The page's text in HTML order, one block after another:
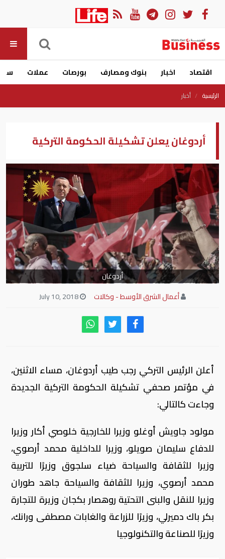
اقتصاد اخبار بنوك ومصارف بورصات عملات
الرئيسية أخبار
أردوغان يعلن تشكيلة الحكومة التركية
أردوغان
أعمال الشرق الأوسط - وكالات
أعلن الرئيس التركي رجب طيب أردوغان، مساء الاثنين،
في مؤتمر صحفي تشكيلة الحكومة التركية الجديدة
وجاءت كالتالي:
مولود جاويش أوغلو وزيرا للخارجية خلوصي أكار وزيرا
للدفاع سليمان صويلو، وزيرا للداخلية محمد أرصوي،
وزيرا للثقافة والسياحة ضياء سلجوق وزيرًا للتربية
محمد أرصوي، وزيرا للثقافة والسياحة جاهد طوران
وزيرا للنقل والبنى التحتية روهصار بكجان وزيرة للتجارة
بكر باك دميرلي، وزيرًا للزراعة والغابات مصطفى ورانك،
وزيرًا للصناعة والتكنولوجيا